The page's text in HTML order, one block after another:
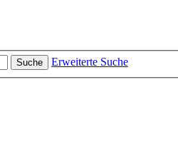
Suche
Erweiterte Suche